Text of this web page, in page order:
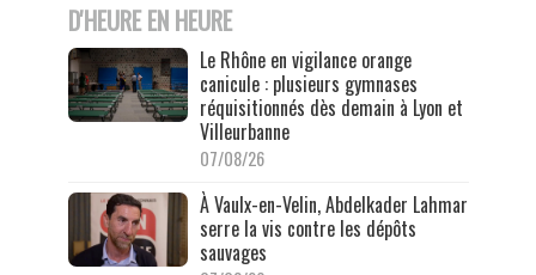
D'HEURE EN HEURE
Le Rhône en vigilance orange
canicule : plusieurs gymnases
réquisitionnés dès demain à Lyon et
Villeurbanne
07/08/26
À Vaulx-en-Velin, Abdelkader Lahmar
serre la vis contre les dépôts
sauvages